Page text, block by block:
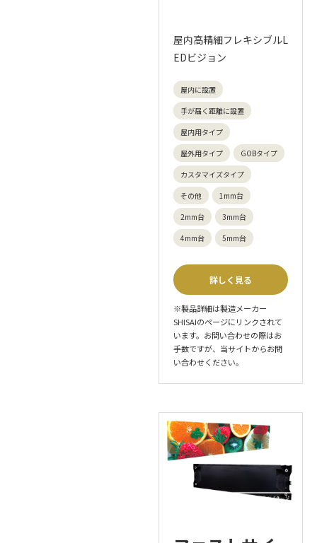
屋内高精細フレキシブルL
EDビジョン
屋内に設置
手が届く距離に設置
屋内用タイプ
屋外用タイプ
GOBタイプ
カスタマイズタイプ
その他
1mm台
2mm台
3mm台
4mm台
5mm台
詳しく見る
※製品詳細は製造メーカー
SHISAIのページにリンクされて
います。お問い合わせの際はお
手数ですが、当サイトからお問
い合わせください。